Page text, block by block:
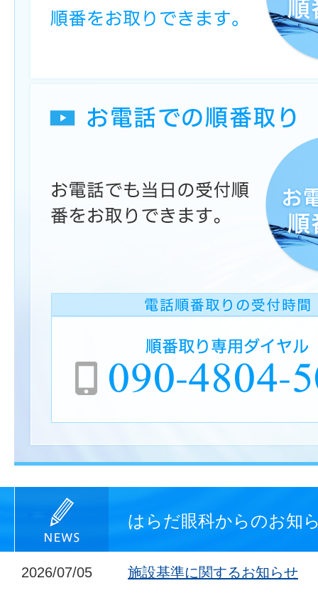
はらだ眼科からのお知
2026/07/05 施設基準に関するお知らせ